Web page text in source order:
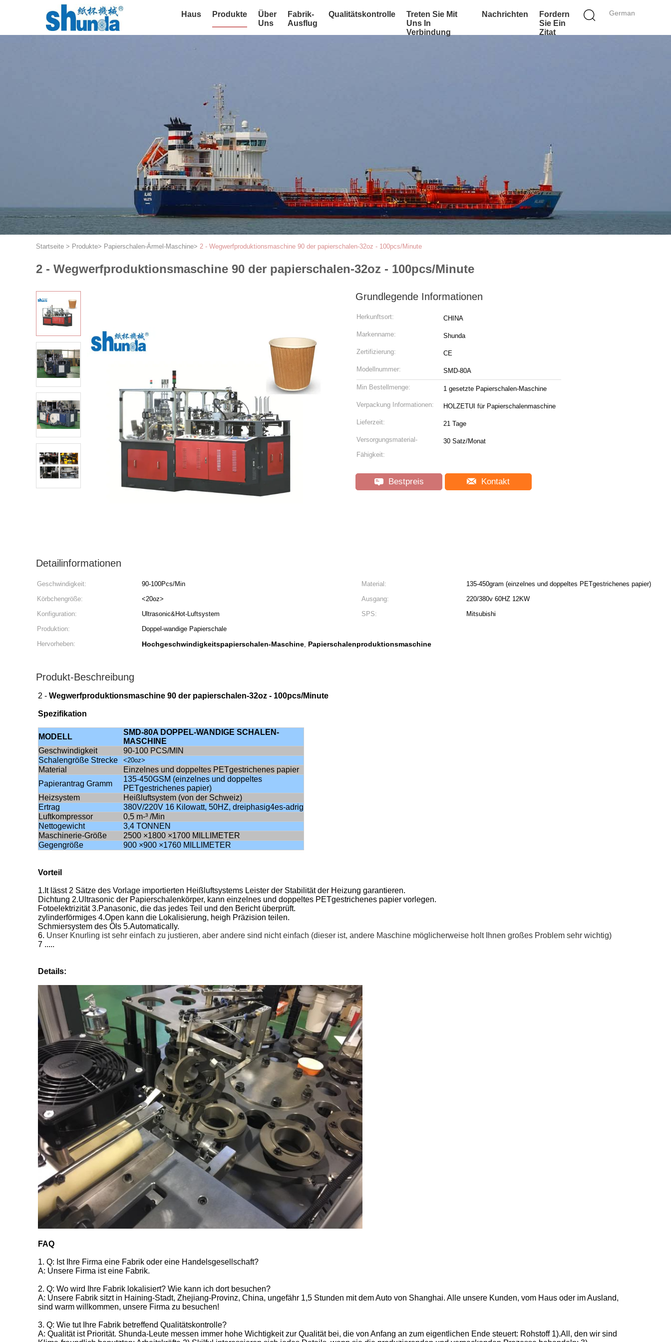
German
Haus Produkte
Über
Uns
Fabrik-
Ausflug
Qualitätskontrolle
Treten Sie Mit
Uns In
Verbindung
Nachrichten
Fordern
Sie Ein
Zitat
Startseite > Produkte> Papierschalen-Ärmel-Maschine> 2 - Wegwerfproduktionsmaschine 90 der papierschalen-32oz - 100pcs/Minute
2 - Wegwerfproduktionsmaschine 90 der papierschalen-32oz - 100pcs/Minute
Grundlegende Informationen
Herkunftsort: CHINA
Markenname: Shunda
Zertifizierung: CE
Modellnummer: SMD-80A
Min Bestellmenge: 1 gesetzte Papierschalen-Maschine
Verpackung Informationen: HOLZETUI für Papierschalenmaschine
Lieferzeit: 21 Tage
Versorgungsmaterial-
Fähigkeit:
30 Satz/Monat
Bestpreis Kontakt
Detailinformationen
Geschwindigkeit: 90-100Pcs/Min Material:
135-450gram (einzelnes und doppeltes PETgestrichenes papier)
Körbchengröße:
<20oz> Ausgang:
220/380v 60HZ 12KW
Konfiguration:
Ultrasonic&Hot-Luftsystem SPS:
Mitsubishi
Produktion:
Doppel-wandige Papierschale
Hervorheben:
Hochgeschwindigkeitspapierschalen-Maschine, Papierschalenproduktionsmaschine
Produkt-Beschreibung
2 - Wegwerfproduktionsmaschine 90 der papierschalen-32oz - 100pcs/Minute
Spezifikation
MODELL
SMD-80A DOPPEL-WANDIGE SCHALEN-
MASCHINE
Geschwindigkeit
90-100 PCS/MIN
Schalengröße Strecke
<20oz>
Material
Einzelnes und doppeltes PETgestrichenes papier
Papierantrag Gramm
135-450GSM (einzelnes und doppeltes
PETgestrichenes papier)
Heizsystem
Heißluftsystem (von der Schweiz)
Ertrag
380V/220V 16 Kilowatt, 50HZ, dreiphasig4es-adrig
Luftkompressor
0,5 m-³ /Min
Nettogewicht
3,4 TONNEN
Maschinerie-Größe
2500 ×1800 ×1700 MILLIMETER
Gegengröße
900 ×900 ×1760 MILLIMETER
Vorteil
1.It lässt 2 Sätze des Vorlage importierten Heißluftsystems Leister der Stabilität der Heizung garantieren.
Dichtung 2.Ultrasonic der Papierschalenkörper, kann einzelnes und doppeltes PETgestrichenes papier vorlegen.
Fotoelektrizität 3.Panasonic, die das jedes Teil und den Bericht überprüft.
zylinderförmiges 4.Open kann die Lokalisierung, heigh Präzision teilen.
Schmiersystem des Öls 5.Automatically.
6. Unser Knurling ist sehr einfach zu justieren, aber andere sind nicht einfach (dieser ist, andere Maschine möglicherweise holt Ihnen großes Problem sehr wichtig)
7 .....
Details:
FAQ
1. Q: Ist Ihre Firma eine Fabrik oder eine Handelsgesellschaft?
A: Unsere Firma ist eine Fabrik.
2. Q: Wo wird Ihre Fabrik lokalisiert? Wie kann ich dort besuchen?
A: Unsere Fabrik sitzt in Haining-Stadt, Zhejiang-Provinz, China, ungefähr 1,5 Stunden mit dem Auto von Shanghai. Alle unsere Kunden, vom Haus oder im Ausland,
sind warm willkommen, unsere Firma zu besuchen!
3. Q: Wie tut Ihre Fabrik betreffend Qualitätskontrolle?
A: Qualität ist Priorität. Shunda-Leute messen immer hohe Wichtigkeit zur Qualität bei, die von Anfang an zum eigentlichen Ende steuert: Rohstoff 1).All, den wir sind